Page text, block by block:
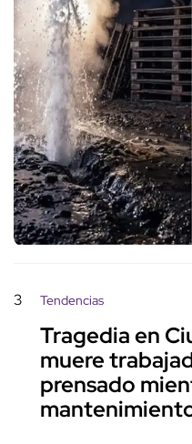
3 Tendencias
Tragedia en
muere
prensado